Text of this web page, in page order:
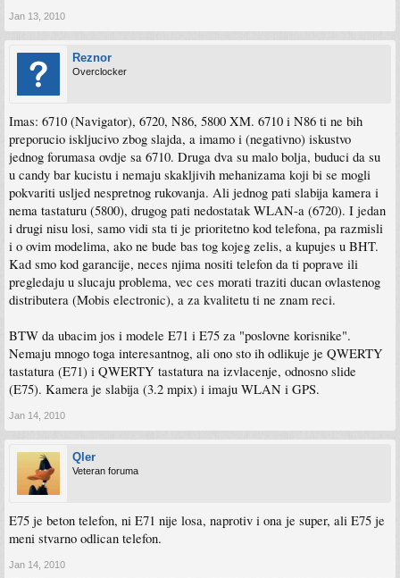
Jan 13, 2010
Reznor
Overclocker
Imas: 6710 (Navigator), 6720, N86, 5800 XM. 6710 i N86 ti ne bih
preporucio iskljucivo zbog slajda, a imamo i (negativno) iskustvo
jednog forumasa ovdje sa 6710. Druga dva su malo bolja, buduci da su
u candy bar kucistu i nemaju skakljivih mehanizama koji bi se mogli
pokvariti usljed nespretnog rukovanja. Ali jednog pati slabija kamera i
nema tastaturu (5800), drugog pati nedostatak WLAN-a (6720). I jedan
i drugi nisu losi, samo vidi sta ti je prioritetno kod telefona, pa razmisli
i o ovim modelima, ako ne bude bas tog kojeg zelis, a kupujes u BHT.
Kad smo kod garancije, neces njima nositi telefon da ti poprave ili
pregledaju u slucaju problema, vec ces morati traziti ducan ovlastenog
distributera (Mobis electronic), a za kvalitetu ti ne znam reci.
BTW da ubacim jos i modele E71 i E75 za "poslovne korisnike".
Nemaju mnogo toga interesantnog, ali ono sto ih odlikuje je QWERTY
tastatura (E71) i QWERTY tastatura na izvlacenje, odnosno slide
(E75). Kamera je slabija (3.2 mpix) i imaju WLAN i GPS.
Jan 14, 2010
Qler
Veteran foruma
E75 je beton telefon, ni E71 nije losa, naprotiv i ona je super, ali E75 je
meni stvarno odlican telefon.
Jan 14, 2010